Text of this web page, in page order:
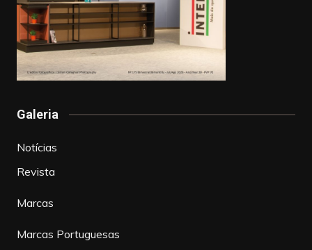
Galeria
Notícias
Revista
Marcas
Marcas Portuguesas